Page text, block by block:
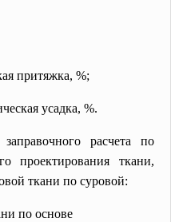
притяжка, %;
усадка, %.
расчета по
проектирования ткани,
ткани по суровой:
по основе